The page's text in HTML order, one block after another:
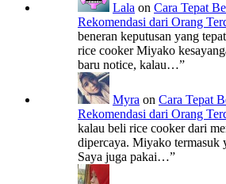
Lala on Cara Tepat
Rekomendasi dari Orang
beneran keputusan yang
rice cooker Miyako
baru notice, kalau…”
Myra on Cara Tepat
Rekomendasi dari Orang
kalau beli rice cooker dari
dipercaya. Miyako termasuk
Saya juga pakai…”